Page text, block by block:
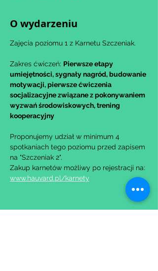
O wydarzeniu
Zajęcia poziomu 1 z Karnetu Szczeniak.
Zakres ćwiczeń: Pierwsze etapy
umiejętności, sygnały nagród, budowanie
motywacji, pierwsze ćwiczenia
socjalizacyjne związane z pokonywaniem
wyzwań środowiskowych, trening
kooperacyjny
Proponujemy udział w minimum 4
spotkaniach tego poziomu przed zapisem
na "Szczeniak 2".
Zakup karnetów możliwy po rejestracji na:
www.hauvard.pl/karnety